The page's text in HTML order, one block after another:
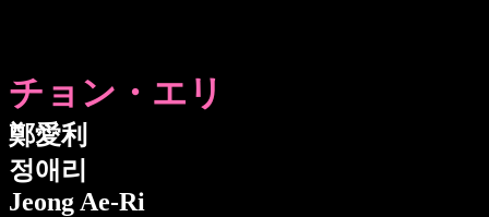
チョン・エリ
鄭愛利
정애리
Jeong Ae-Ri